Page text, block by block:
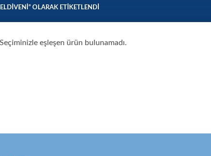
OLARAK ETIKETLENDI
Seçiminizle eşleşen ürün bulunamadı.